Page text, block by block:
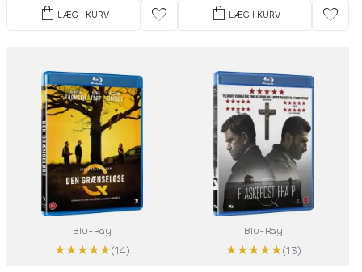
shopping_bag LÆG I KURV favorite shopping_bag LÆG I KURV favorite
Blu-Ray
★★★★★(14)
Blu-Ray
★★★★★(13)